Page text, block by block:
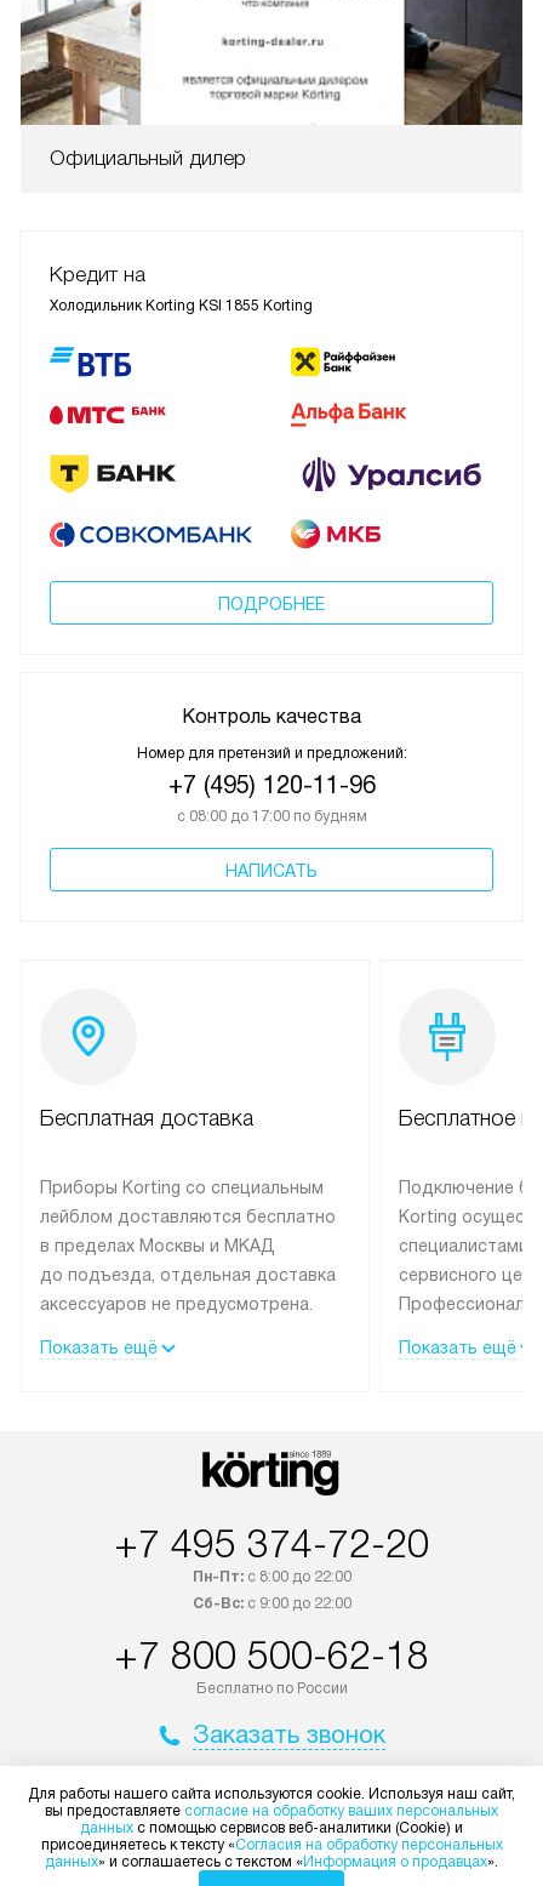
Официальный дилер
Кредит на
Холодильник Korting KSI 1855 Korting
ПОДРОБНЕЕ
Контроль качества
Номер для претензий и предложений:
+7 (495) 120-11-96
с 08:00 до 17:00 по будням
НАПИСАТЬ
Бесплатная доставка
Приборы Korting со специальным
лейблом доставляются бесплатно
в пределах Москвы и МКАД
до подъезда, отдельная доставка
аксессуаров не предусмотрена.
дополнительно. При заказе
условия доставки и оплаты. Если
товар в наличии, он может быть
трех дней. Доставка в Санкт-
осуществляется через
100% предоплаты мы бесплатно
транспортной компании в городе
условия доставки у менеджера при
оформлении заказа.
В оговоренный день служба
Показать ещё
Бесплатное
Подключение
Korting
специалистами
сервисного
эксплуатации
На
возможные
Готовые
предполагают
Показать ещё
+7 495 374-72-20
Пн-Пт:с 8:00 до 22:00
Сб-Вс:с 9:00 до 22:00
+7 800 500-62-18
Бесплатно по России
Заказать звонок
Мир Korting
Доставка и оплата
Видео
Ремонт
Для работы нашего сайта используются cookie. Используя наш сайт,
вы предоставляете согласие на обработку ваших персональных
данных с помощью сервисов веб-аналитики (Cookie) и
присоединяетесь к тексту «Согласия на обработку персональных
данных» и соглашаетесь с текстом « Информация о продавцах».